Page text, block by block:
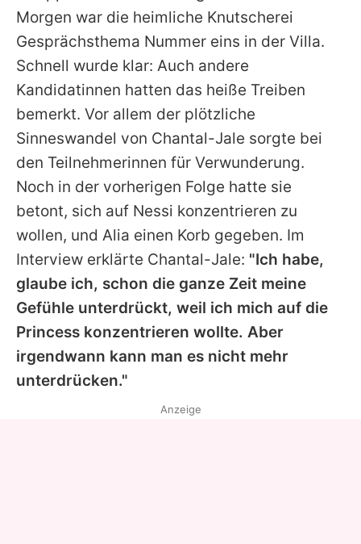
Morgen war die heimliche Knutscherei
Gesprächsthema Nummer eins in der Villa.
Schnell wurde klar: Auch andere
Kandidatinnen hatten das heiße Treiben
bemerkt. Vor allem der plötzliche
Sinneswandel von Chantal-Jale sorgte bei
den Teilnehmerinnen für Verwunderung.
Noch in der vorherigen Folge hatte sie
betont, sich auf Nessi konzentrieren zu
wollen, und Alia einen Korb gegeben. Im
Interview erklärte Chantal-Jale: "Ich habe,
glaube ich, schon die ganze Zeit meine
Gefühle unterdrückt, weil ich mich auf die
Princess konzentrieren wollte. Aber
irgendwann kann man es nicht mehr
unterdrücken."
Anzeige